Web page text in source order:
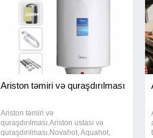
Ariston təmiri və quraşdırılması
Ariston təmiri və
quraşdırılması.Ariston ustası və
quraşdırılması.Novahot, Aquahot,